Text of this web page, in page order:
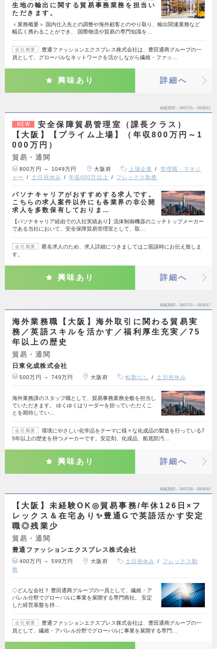
生地の輸出に関する貿易事務業務を担当い
ただきます。
＜業務概要＞ 国内仕入先との調整や海外顧客とのやり取り、輸出関連業務など
幅広く携わることができ、 国際物流や貿易の専門知識を…
会社概要
豊通ファッションエクスプレス株式会社は、豊田通商グループの一
員として、グローバルなネットワークを活かしながら繊維・ファッ…
興味あり 詳細へ
掲載期間 26/07/31～26/08/13
NEW
安全保障貿易管理室（課長クラス）
【大阪】【プライム上場】（年収800万円～1
000万円）
貿易・通関
800万円 ～ 1049万円 大阪府 上場企業
管理職・マネジ
ャー
土日祝休み 年収600万以上 フレックス勤務
パソナキャリアがおすすめする求人です。
こちらの求人案件以外にも各業界の非公開
求人を多数保有しておりま…
【パソナキャリア経由での入社実績あり】流体制御機器のニッチトップメーカー
である当社において、安全保障貿易管理室として、取…
会社概要
匿名求人のため、求人詳細につきましてはご面談時にお伝え致しま
す。
興味あり 詳細へ
掲載期間 26/07/31～26/08/17
海外業務職【大阪】海外取引に関わる貿易実
務／英語スキルを活かす／福利厚生充実／75
年以上の歴史
貿易・通関
日東化成株式会社
500万円 ～ 749万円 大阪府 転勤なし 土日祝休み
海外業務課のスタッフ職として、貿易事務業務全般を担当し
ていただきます。 ゆくゆくはリーダーを担っていただくこ
とを期待してい…
会社概要
環境にやさしい化学品をテーマに様々な化成品の製造を行っている7
5年以上の歴史を持つメーカーです。安定剤、化成品、船底防汚…
興味あり 詳細へ
掲載期間 26/07/28～26/08/10
【大阪】未経験OK◎貿易事務/年休126日×フ
レックス＆在宅あり✨豊通Gで英語活かす安定
職◎残業少
貿易・通関
豊通ファッションエクスプレス株式会社
400万円 ～ 599万円 大阪府 土日祝休み
フレックス勤
務
◇どんな会社？ 豊田通商グループの一員として、繊維・ア
パレル分野でグローバルに事業を展開する専門商社。 安定
した経営基盤を持…
会社概要
豊通ファッションエクスプレス株式会社は、豊田通商グループの一
員として、繊維・アパレル分野でグローバルに事業を展開する専門…